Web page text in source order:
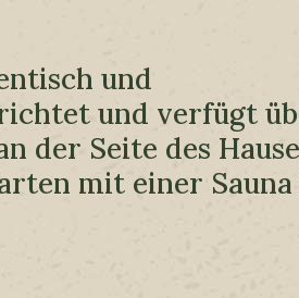
und
und verfügt
der Seite des
mit einer